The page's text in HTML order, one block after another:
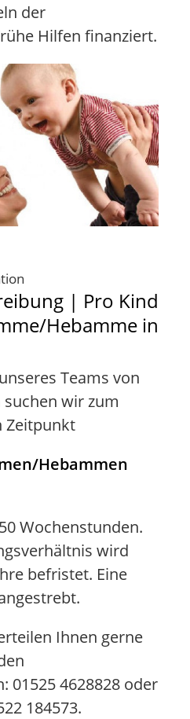
der
Hilfen finanziert.
| Pro Kind
Hebamme in
Teams von
wir zum
Zeitpunkt
Hebammen
Wochenstunden.
wird
befristet. Eine
Ihnen gerne
01525 4628828 oder
184573.